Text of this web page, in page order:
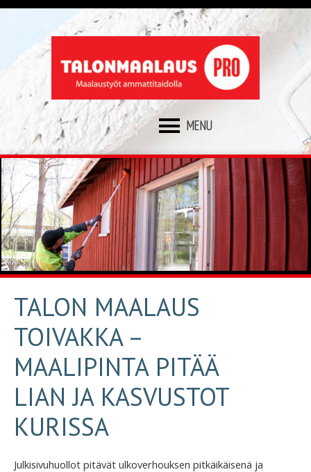
SKIP
TO
CONTENT
TALON MAALAUS
TOIVAKKA –
MAALIPINTA PITÄÄ
LIAN JA KASVUSTOT
KURISSA
Julkisivuhuollot pitävät ulkoverhouksen pitkäikäisenä ja